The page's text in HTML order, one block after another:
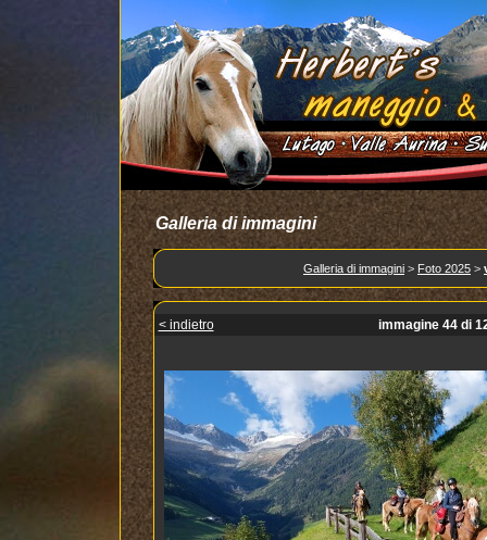
Galleria di immagini
Galleria di immagini > Foto 2025 >
< indietro immagine 44 di